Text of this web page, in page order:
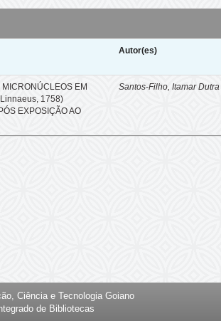
Autor(es)
EM
1758)
EXPOSIÇÃO AO
Santos-Filho, Itamar Dutra
Ciência e Tecnologia Goiano
de Bibliotecas